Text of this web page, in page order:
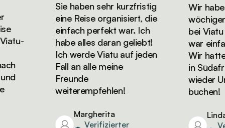
Sie haben sehr kurzfristig
eine Reise organisiert, die
einfach perfekt war. Ich
habe alles daran geliebt!
Ich werde Viatu auf jeden
Fall an alle meine
Freunde
weiterempfehlen!
Margherita
Verifizierter
Wir haben
wöchigen
bei Viatu
war
Wir
in
wieder
buchen!
Linda